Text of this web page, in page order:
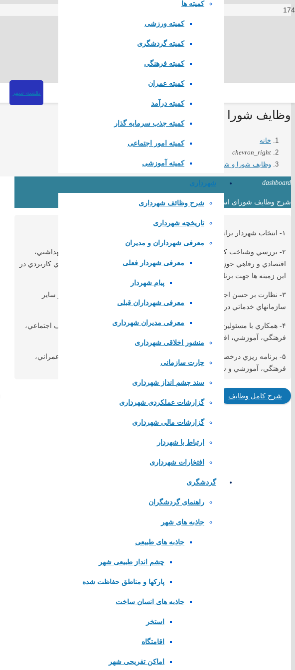
کمیته ها
کمیته ورزشی
کمیته گردشگری
کمیته فرهنگی
کمیته عمران
کمیته درآمد
کمیته جذب سرمایه گذار
کمیته امور اجتماعی
کمیته آموزشی
شهرداری
شرح وظائف شهرداری
تاریخچه شهرداری
معرفی شهرداران و مدیران
معرفی شهردار فعلی
پیام شهردار
معرفی شهرداران قبلی
معرفی مدیران شهرداری
منشور اخلاقی شهرداری
چارت سازمانی
سند چشم انداز شهرداری
گزارشات عملکردی شهرداری
گزارشات مالی شهرداری
ارتباط با شهردار
افتخارات شهرداری
گردشگری
راهنمای گردشگران
جاذبه های شهر
جاذبه های طبیعی
چشم انداز طبیعی شهر
پارکها و مناطق حفاظت شده
جاذبه های انسان ساخت
استخر
اقامتگاه
اماکن تفریحی شهر
نقشه شهر
وظایف شورا و شهرداری
خانه
chevron_right
وظایف شورا و شهرداری
dashboard
شرح وظایف شورای اسلامی
۱- انتخاب شهردار براي مدت چهارسال
۲- بررسي وشناخت كمبودها، نيازها و نارسائيهاي اجتماعي، فرهنگي، آموزشي، بهداشتي،
اقتصادي و رفاهي حوزه انتخابيه و تهيه طرحها و پيشنهادهاي اصلاحي و راه حل هاي كاربردي در
اين زمينه ها جهت برنامه ريزي و ارائه آن به مقامات مسئول ذيربط.
۳- نظارت بر حسن اجراي مصوبات شورا و طرحهاي مصوب در امور شهرداري و ساير
سازمانهاي خدماتي در صورتي كه اين نظارت مخل جريان عادي اين امور نگردد.
۴- همكاري با مسئولين اجرايي و نهادها و سازمانهاي مملكتي در زمينه هاي مختلف اجتماعي،
فرهنگي، آموزشي، اقتصادي و عمراني بنا به درخواست آنان.
۵- برنامه ريزي درخصوص مشاركت مردم در انجام خدمات اجتماعي، اقتصادي، عمراني،
فرهنگي، آموزشي و ساير امور رفاهي با موافقت دستگاههاي ذيربط.
شرح کامل وظایف
آدرس شهرداری: شهرستان مبارکه،